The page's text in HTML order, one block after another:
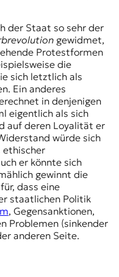
der Staat so sehr der
gewidmet,
Protestformen
die
sich letztlich als
Ein anderes
in denjenigen
eigentlich als sich
auf deren Loyalität er
würde sich
ethischer
er könnte sich
gewinnt die
dass eine
staatlichen Politik
, Gegensanktionen,
Problemen (sinkender
anderen Seite.